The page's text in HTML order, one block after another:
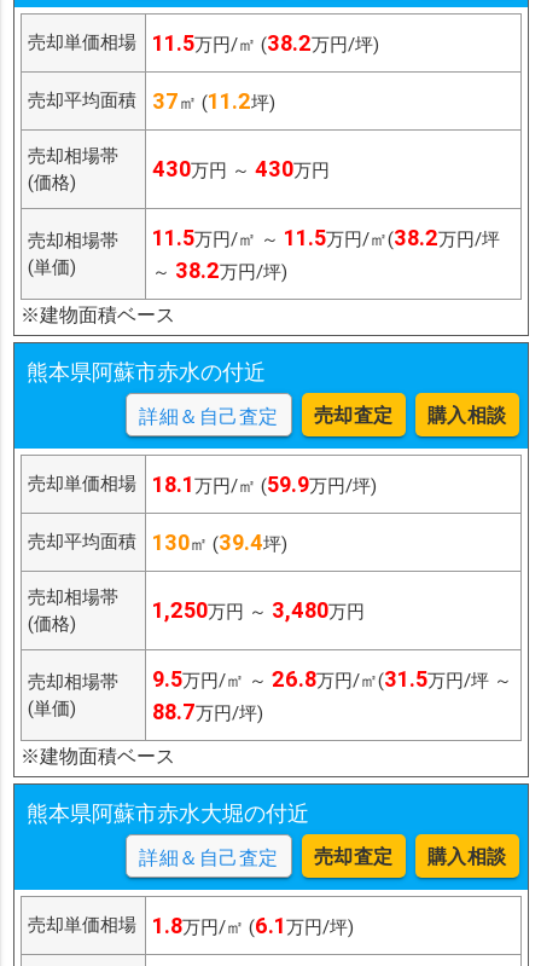
売却単価相場 11.5万円/㎡ (38.2万円/坪)
売却平均面積 37㎡ (11.2坪)
売却相場帯
(価格)
430万円 ～ 430万円
売却相場帯
(単価)
11.5万円/㎡ ～ 11.5万円/㎡(38.2万円/坪
～ 38.2万円/坪)
※建物面積ベース
熊本県阿蘇市赤水の付近
詳細＆自己査定 売却査定 購入相談
売却単価相場 18.1万円/㎡ (59.9万円/坪)
売却平均面積 130㎡ (39.4坪)
売却相場帯
(価格)
1,250万円 ～ 3,480万円
売却相場帯
(単価)
9.5万円/㎡ ～ 26.8万円/㎡(31.5万円/坪 ～
88.7万円/坪)
※建物面積ベース
熊本県阿蘇市赤水大堀の付近
詳細＆自己査定 売却査定 購入相談
売却単価相場 1.8万円/㎡ (6.1万円/坪)